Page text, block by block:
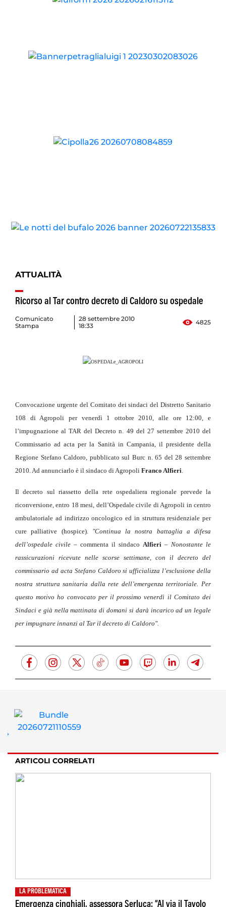
ATTUALITÀ
Comunicato
Stampa
28 settembre 2010
18:33
4825
Convocazione urgente del Comitato dei sindaci del Distretto Sanitario
108 di Agropoli per venerdì 1 ottobre 2010, alle ore 12:00, e
l’impugnazione al TAR del Decreto n. 49 del 27 settembre 2010 del
Commissario ad acta per la Sanità in Campania, il presidente della
Regione Stefano Caldoro, pubblicato sul Burc n. 65 del 28 settembre
2010. Ad annunciarlo è il sindaco di Agropoli Franco Alfieri
Il decreto sul riassetto della rete ospedaliera regionale prevede la
riconversione, entro 18 mesi, dell’Ospedale civile di Agropoli in centro
ambulatoriale ad indirizzo oncologico ed in struttura residenziale per
cure palliative (hospice). "Continua la nostra battaglia a difesa
dell’ospedale civile – commenta il sindaco Alfieri – Nonostante le
rassicurazioni ricevute nelle scorse settimane, con il decreto del
commissario ad acta Stefano Caldoro si ufficializza l’esclusione della
nostra struttura sanitaria dalla rete dell’emergenza territoriale. Per
questo motivo ho convocato per il prossimo venerdì il Comitato dei
Sindaci e già nella mattinata di domani si darà incarico ad un legale
per impugnare innanzi al Tar il decreto di Caldoro".
ARTICOLI CORRELATI
LA PROBLEMATICA
Emergenza cinghiali, assessora Serluca: “Al via il Tavolo